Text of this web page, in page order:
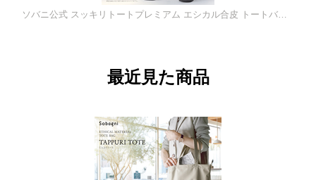
ソバニ公式 スッキリトートプレミアム エシカル合皮 トートバッグ シルバー ゴールド 長持ち 軽い 軽量 高耐久 防水 防汚 日本製 合皮 合成皮革 レインバッグ スリム 縦型 薄型 上品 シルバー ゴールド ブロンズ ピンクゴールド ヴィーガンファッション
最近見た商品